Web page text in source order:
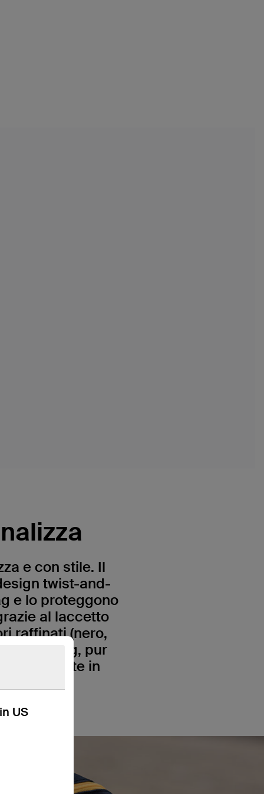
US
e con stile. Il
twist-and-
e lo proteggono
al laccetto
raffinati (nero,
tuo AirTag, pur
in